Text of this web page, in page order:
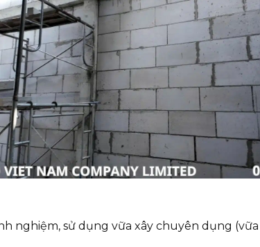
nghiệm, sử dụng vữa xây chuyên dụng